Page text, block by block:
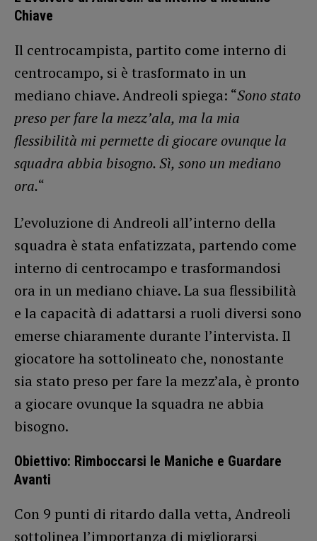
Chiave
Il centrocampista, partito come interno di
centrocampo, si è trasformato in un
mediano chiave. Andreoli spiega: “Sono stato
preso per fare la mezz’ala, ma la mia
flessibilità mi permette di giocare ovunque la
squadra abbia bisogno. Sì, sono un mediano
ora.“
L’evoluzione di Andreoli all’interno della
squadra è stata enfatizzata, partendo come
interno di centrocampo e trasformandosi
ora in un mediano chiave. La sua flessibilità
e la capacità di adattarsi a ruoli diversi sono
emerse chiaramente durante l’intervista. Il
giocatore ha sottolineato che, nonostante
sia stato preso per fare la mezz’ala, è pronto
a giocare ovunque la squadra ne abbia
bisogno.
Obiettivo: Rimboccarsi le Maniche e Guardare
Avanti
Con 9 punti di ritardo dalla vetta, Andreoli
sottolinea l’importanza di migliorarsi